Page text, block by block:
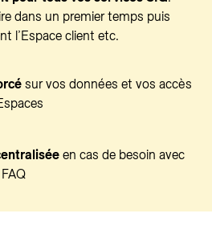
dans un premier temps puis
l’Espace client etc.
sur vos données et vos accès
en cas de besoin avec